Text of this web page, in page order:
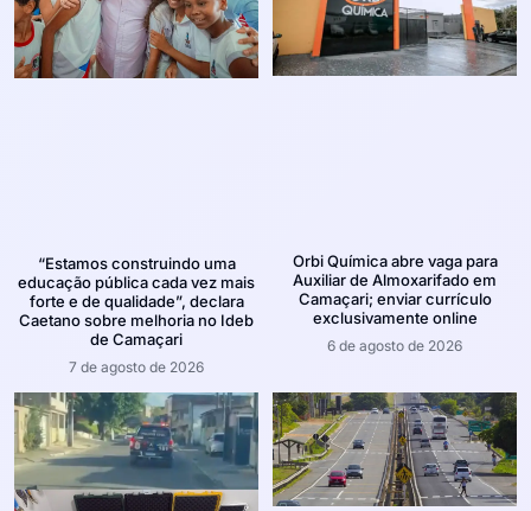
“Estamos construindo uma
educação pública cada vez mais
forte e de qualidade”, declara
Caetano sobre melhoria no Ideb
de Camaçari
7 de agosto de 2026
Orbi Química abre vaga para
Auxiliar de Almoxarifado em
Camaçari; enviar currículo
exclusivamente online
6 de agosto de 2026